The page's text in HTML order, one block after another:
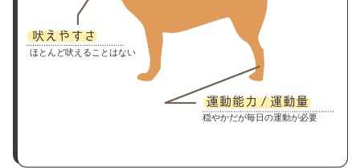
ほとんど吠えることはない
穏やかだが毎日の運動が必要